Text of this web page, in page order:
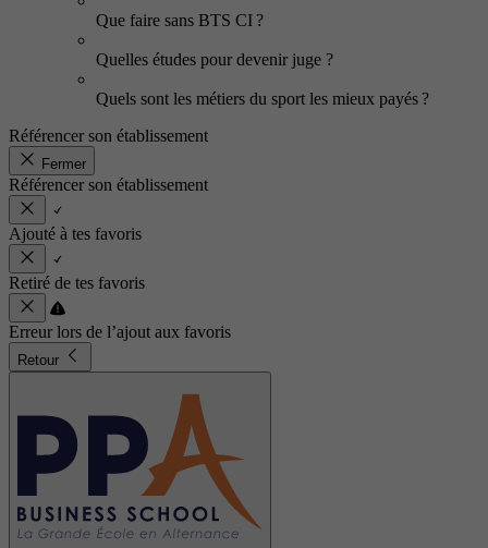
Que faire sans BTS CI ?
Quelles études pour devenir juge ?
Quels sont les métiers du sport les mieux payés ?
Référencer son établissement
Fermer
Référencer son établissement
Ajouté à tes favoris
Retiré de tes favoris
Erreur lors de l’ajout aux favoris
Retour